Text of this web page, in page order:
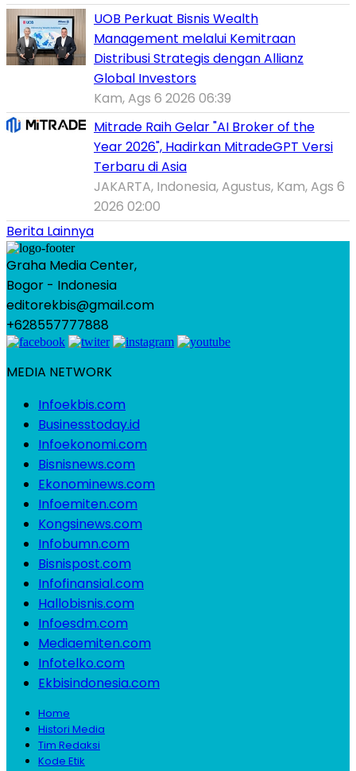
UOB Perkuat Bisnis Wealth
Management melalui Kemitraan
Distribusi Strategis dengan Allianz
Global Investors
Kam, Ags 6 2026 06:39
Mitrade Raih Gelar "AI Broker of the
Year 2026", Hadirkan MitradeGPT Versi
Terbaru di Asia
JAKARTA, Indonesia, Agustus, Kam, Ags 6
2026 02:00
Berita Lainnya
Graha Media Center,
Bogor - Indonesia
editorekbis@gmail.com
+628557777888
MEDIA NETWORK
Infoekbis.com
Businesstoday.id
Infoekonomi.com
Bisnisnews.com
Ekonominews.com
Infoemiten.com
Kongsinews.com
Infobumn.com
Bisnispost.com
Infofinansial.com
Hallobisnis.com
Infoesdm.com
Mediaemiten.com
Infotelko.com
Ekbisindonesia.com
Home
Histori Media
Tim Redaksi
Kode Etik